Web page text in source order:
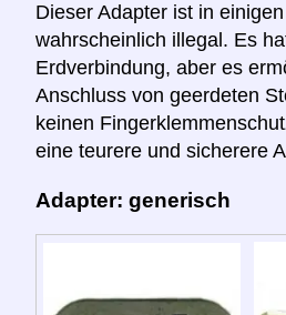
Dieser Adapter ist in
wahrscheinlich illegal. Es
Erdverbindung, aber es
Anschluss von geerdeten
keinen
eine teurere und sicherere
Adapter: generisch